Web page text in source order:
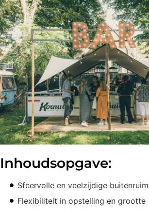
Inhoudsopgave:
Sfeervolle en veelzijdige
Flexibiliteit in opstelling en grootte